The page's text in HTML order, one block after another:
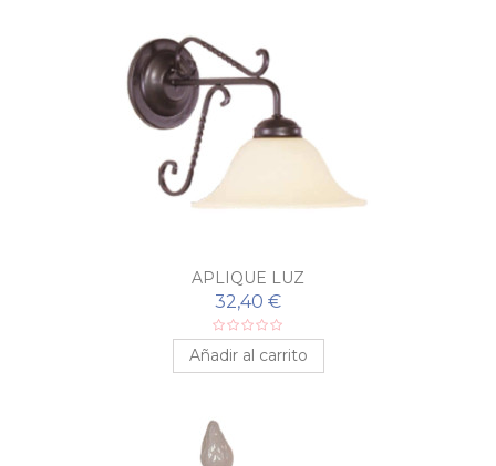
APLIQUE LUZ
32,40 €
Añadir al carrito